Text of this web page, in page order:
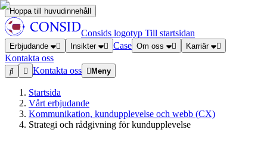
Hoppa till huvudinnehåll
Consids logotyp Till startsidan
Erbjudande Insikter Case Om oss Karriär
Kontakta oss
Kontakta oss
Meny
Startsida
Vårt erbjudande
Kommunikation, kundupplevelse och webb (CX)
Strategi och rådgivning för kundupplevelse